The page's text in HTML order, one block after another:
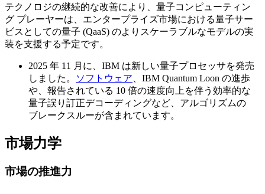
テクノロジの継続的な改善により、量子コンピューティン
グ プレーヤーは、エンタープライズ市場における量子サー
ビスとしての量子 (QaaS) のよりスケーラブルなモデルの実
装を支援する予定です。
2025 年 11 月に、IBM は新しい量子プロセッサを発売
しました。
ソフトウェア 、IBM Quantum Loon の進歩
や、報告されている 10 倍の速度向上を伴う効率的な
量子誤り訂正デコーディングなど、アルゴリズムの
ブレークスルーが含まれています。
市場力学
市場の推進力